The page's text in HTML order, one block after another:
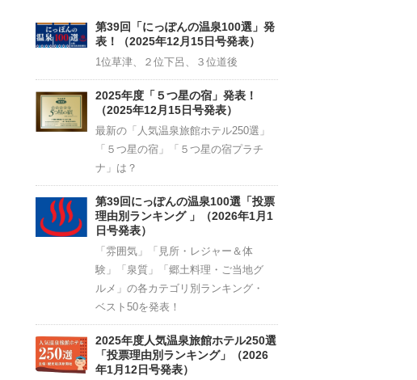
Channel
第39回「にっぽんの温泉100選」発
表！（2025年12月15日号発表）
1位草津、２位下呂、３位道後
2025年度「５つ星の宿」発表！
（2025年12月15日号発表）
最新の「人気温泉旅館ホテル250選」
「５つ星の宿」「５つ星の宿プラチ
ナ」は？
第39回にっぽんの温泉100選「投票
理由別ランキング 」（2026年1月1
日号発表）
「雰囲気」「見所・レジャー＆体
験」「泉質」「郷土料理・ご当地グ
ルメ」の各カテゴリ別ランキング・
ベスト50を発表！
2025年度人気温泉旅館ホテル250選
「投票理由別ランキング」（2026
年1月12日号発表）